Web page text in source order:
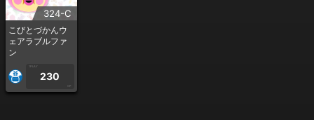
324-C
こびとづかんウ
ェアラブルファ
ン
1PLAY
230
CP